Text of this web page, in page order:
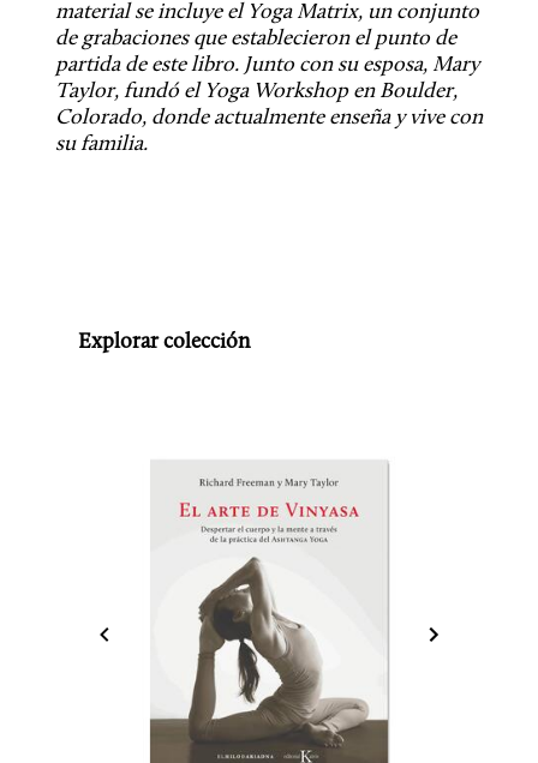
material se incluye el Yoga Matrix, un conjunto
de grabaciones que establecieron el punto de
partida de este libro. Junto con su esposa, Mary
Taylor, fundó el Yoga Workshop en Boulder,
Colorado, donde actualmente enseña y vive con
su familia.
Explorar colección